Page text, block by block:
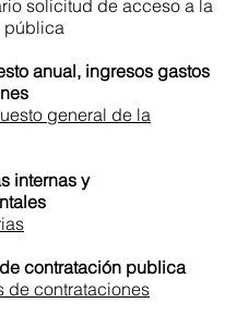
solicitud de acceso a la
pública
anual, ingresos gastos
general de la
internas y
contratación publica
de contrataciones